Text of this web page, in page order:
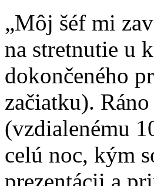
„Môj šéf mi
na stretnutie u
dokončeného
začiatku).
(vzdialenému
celú noc, kým
prezentácii a